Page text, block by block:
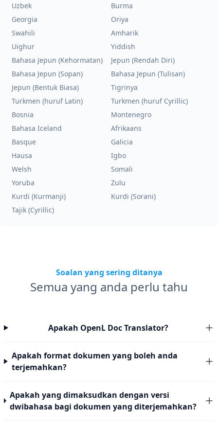
Uzbek
Burma
Georgia
Oriya
Swahili
Amharik
Uighur
Yiddish
Bahasa Jepun (Kehormatan)
Jepun (Rendah Diri)
Bahasa Jepun (Sopan)
Bahasa Jepun (Tulisan)
Jepun (Bentuk Biasa)
Tigrinya
Turkmen (huruf Latin)
Turkmen (huruf Cyrillic)
Bosnia
Montenegro
Bahasa Iceland
Afrikaans
Basque
Galicia
Hausa
Igbo
Welsh
Somali
Yoruba
Zulu
Kurdi (Kurmanji)
Kurdi (Sorani)
Tajik (Cyrillic)
Soalan yang sering ditanya
Semua yang anda perlu tahu
Apakah OpenL Doc Translator?
Apakah format dokumen yang boleh anda
terjemahkan?
Apakah yang dimaksudkan dengan versi
dwibahasa bagi dokumen yang diterjemahkan?